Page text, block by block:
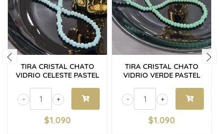
TIRA CRISTAL CHATO
VIDRIO CELESTE PASTEL
+
-
$1.090
TIRA CRISTAL CHATO
VIDRIO VERDE PASTEL
+
-
$1.090